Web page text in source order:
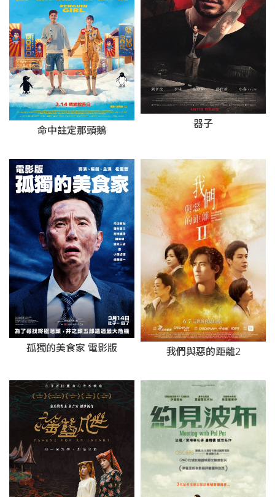
命中註定那頭鵝 器子
孤獨的美食家 電影版 我們與惡的距離2